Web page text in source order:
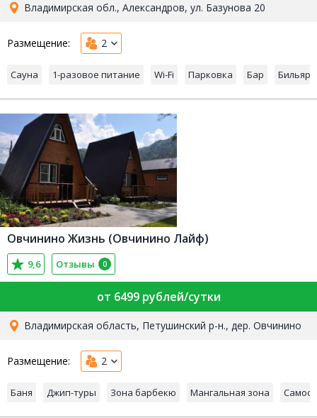
Владимирская обл., Александров, ул. Базунова 20
Размещение: 2
Сауна 1-разовое питание Wi-Fi Парковка Бар Бильярд
Овчинино Жизнь (Овчинино Лайф)
9,6 Отзывы 0
от 6499 рублей/сутки
Владимирская область, Петушинский р-н., дер. Овчинино
Размещение: 2
Баня Джип-туры Зона барбекю Мангальная зона